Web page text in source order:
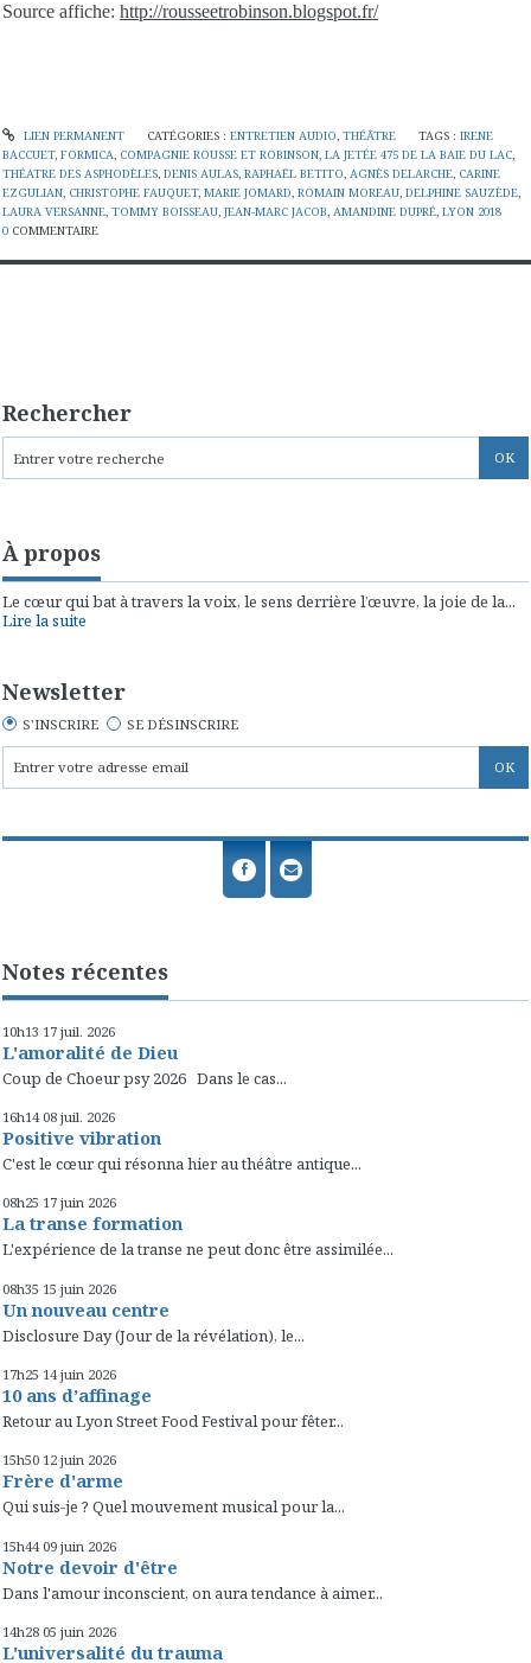
Source affiche: http://rousseetrobinson.blogspot.fr/
LIEN PERMANENT CATÉGORIES : ENTRETIEN AUDIO, THÉÂTRE TAGS :IRENE
BACCUET, FORMICA, COMPAGNIE ROUSSE ET ROBINSON, LA JETÉE 475 DE LA BAIE DU LAC,
THÉATRE DES ASPHODÈLES, DENIS AULAS, RAPHAËL BETITO, AGNÈS DELARCHE, CARINE
EZGULIAN, CHRISTOPHE FAUQUET, MARIE JOMARD, ROMAIN MOREAU, DELPHINE SAUZÈDE,
LAURA VERSANNE, TOMMY BOISSEAU, JEAN-MARC JACOB, AMANDINE DUPRÉ, LYON 2018
0 COMMENTAIRE
Rechercher
À propos
Le cœur qui bat à travers la voix, le sens derrière l’œuvre, la joie de la...
Lire la suite
Newsletter
S'INSCRIRE SE DÉSINSCRIRE
Notes récentes
10h13 17 juil. 2026
L'amoralité de Dieu
Coup de Choeur psy 2026 Dans le cas...
16h14 08 juil. 2026
Positive vibration
C'est le cœur qui résonna hier au théâtre antique...
08h25 17 juin 2026
La transe formation
L'expérience de la transe ne peut donc être assimilée...
08h35 15 juin 2026
Un nouveau centre
Disclosure Day (Jour de la révélation), le...
17h25 14 juin 2026
10 ans d’affinage
Retour au Lyon Street Food Festival pour fêter...
15h50 12 juin 2026
Frère d'arme
Qui suis-je ? Quel mouvement musical pour la...
15h44 09 juin 2026
Notre devoir d'être
Dans l'amour inconscient, on aura tendance à aimer...
14h28 05 juin 2026
L'universalité du trauma